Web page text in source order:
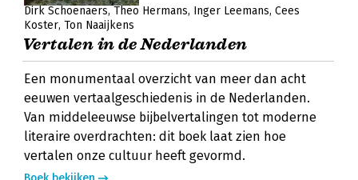
Dirk Schoenaers Theo Hermans Inger Leemans Cees
Koster Ton Naaijkens
Vertalen in de Nederlanden
Een monumentaal overzicht van meer dan acht
eeuwen vertaalgeschiedenis in de Nederlanden.
Van middeleeuwse bijbelvertalingen tot moderne
literaire overdrachten: dit boek laat zien hoe
vertalen onze cultuur heeft gevormd.